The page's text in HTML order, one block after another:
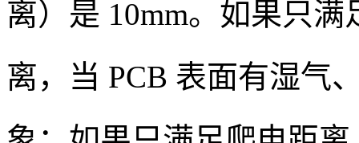
离）是 10mm。如果只
离，当 PCB 表面有湿气